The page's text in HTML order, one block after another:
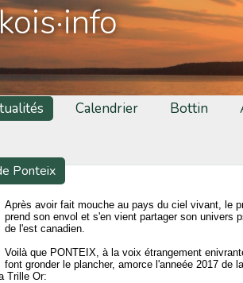
Calendrier Bottin
Ponteix
Après avoir fait mouche au pays du ciel vivant, le
prend son envol et s'en vient partager son univers
de l'est canadien.
Voilà que PONTEIX, à la voix étrangement
font gronder le plancher, amorce l'anneée 2017 de
Trille Or: